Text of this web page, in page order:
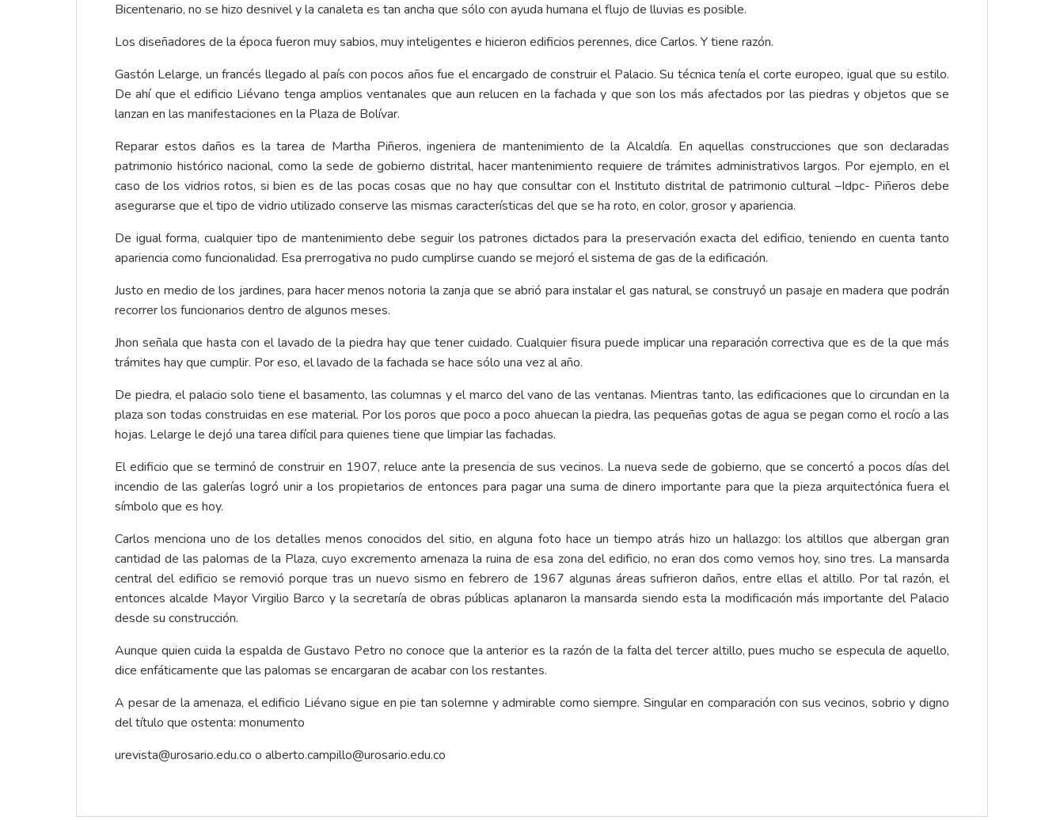
Bicentenario, no se hizo desnivel y la canaleta es tan ancha que sólo con ayuda humana el flujo de lluvias es posible.
Los diseñadores de la época fueron muy sabios, muy inteligentes e hicieron edificios perennes, dice Carlos. Y tiene razón.
Gastón Lelarge, un francés llegado al país con pocos años fue el encargado de construir el Palacio. Su técnica tenía el corte europeo, igual que su estilo.
De ahí que el edificio Liévano tenga amplios ventanales que aun relucen en la fachada y que son los más afectados por las piedras y objetos que se
lanzan en las manifestaciones en la Plaza de Bolívar.
Reparar estos daños es la tarea de Martha Piñeros, ingeniera de mantenimiento de la Alcaldía. En aquellas construcciones que son declaradas
patrimonio histórico nacional, como la sede de gobierno distrital, hacer mantenimiento requiere de trámites administrativos largos. Por ejemplo, en el
caso de los vidrios rotos, si bien es de las pocas cosas que no hay que consultar con el Instituto distrital de patrimonio cultural –Idpc- Piñeros debe
asegurarse que el tipo de vidrio utilizado conserve las mismas características del que se ha roto, en color, grosor y apariencia.
De igual forma, cualquier tipo de mantenimiento debe seguir los patrones dictados para la preservación exacta del edificio, teniendo en cuenta tanto
apariencia como funcionalidad. Esa prerrogativa no pudo cumplirse cuando se mejoró el sistema de gas de la edificación.
Justo en medio de los jardines, para hacer menos notoria la zanja que se abrió para instalar el gas natural, se construyó un pasaje en madera que podrán
recorrer los funcionarios dentro de algunos meses.
Jhon señala que hasta con el lavado de la piedra hay que tener cuidado. Cualquier fisura puede implicar una reparación correctiva que es de la que más
trámites hay que cumplir. Por eso, el lavado de la fachada se hace sólo una vez al año.
De piedra, el palacio solo tiene el basamento, las columnas y el marco del vano de las ventanas. Mientras tanto, las edificaciones que lo circundan en la
plaza son todas construidas en ese material. Por los poros que poco a poco ahuecan la piedra, las pequeñas gotas de agua se pegan como el rocío a las
hojas. Lelarge le dejó una tarea difícil para quienes tiene que limpiar las fachadas.
El edificio que se terminó de construir en 1907, reluce ante la presencia de sus vecinos. La nueva sede de gobierno, que se concertó a pocos días del
incendio de las galerías logró unir a los propietarios de entonces para pagar una suma de dinero importante para que la pieza arquitectónica fuera el
símbolo que es hoy.
Carlos menciona uno de los detalles menos conocidos del sitio, en alguna foto hace un tiempo atrás hizo un hallazgo: los altillos que albergan gran
cantidad de las palomas de la Plaza, cuyo excremento amenaza la ruina de esa zona del edificio, no eran dos como vemos hoy, sino tres. La mansarda
central del edificio se removió porque tras un nuevo sismo en febrero de 1967 algunas áreas sufrieron daños, entre ellas el altillo. Por tal razón, el
entonces alcalde Mayor Virgilio Barco y la secretaría de obras públicas aplanaron la mansarda siendo esta la modificación más importante del Palacio
desde su construcción.
Aunque quien cuida la espalda de Gustavo Petro no conoce que la anterior es la razón de la falta del tercer altillo, pues mucho se especula de aquello,
dice enfáticamente que las palomas se encargaran de acabar con los restantes.
A pesar de la amenaza, el edificio Liévano sigue en pie tan solemne y admirable como siempre. Singular en comparación con sus vecinos, sobrio y digno
del título que ostenta: monumento
urevista@urosario.edu.co o alberto.campillo@urosario.edu.co